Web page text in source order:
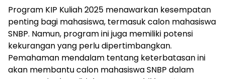
Program KIP Kuliah 2025 menawarkan kesempatan
penting bagi mahasiswa, termasuk calon mahasiswa
SNBP. Namun, program ini juga memiliki potensi
kekurangan yang perlu dipertimbangkan.
Pemahaman mendalam tentang keterbatasan ini
akan membantu calon mahasiswa SNBP dalam